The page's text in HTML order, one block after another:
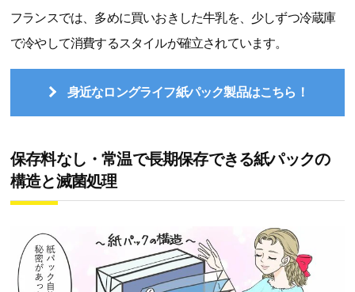
フランスでは、多めに買いおきした牛乳を、少しずつ冷蔵庫
で冷やして消費するスタイルが確立されています。
身近なロングライフ紙パック製品はこちら！
保存料なし・常温で長期保存できる紙パックの
構造と滅菌処理